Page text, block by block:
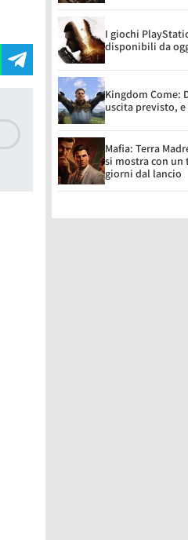
I giochi
disponibili da
Kingdom Come:
uscita previsto,
Mafia: Terra
si mostra con un
giorni dal lancio